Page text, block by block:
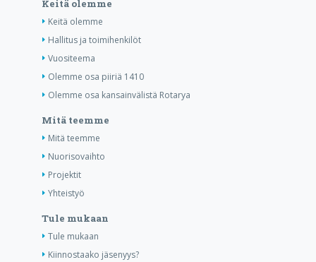
Keitä olemme
Keitä olemme
Hallitus ja toimihenkilöt
Vuositeema
Olemme osa piiriä 1410
Olemme osa kansainvälistä Rotarya
Mitä teemme
Mitä teemme
Nuorisovaihto
Projektit
Yhteistyö
Tule mukaan
Tule mukaan
Kiinnostaako jäsenyys?